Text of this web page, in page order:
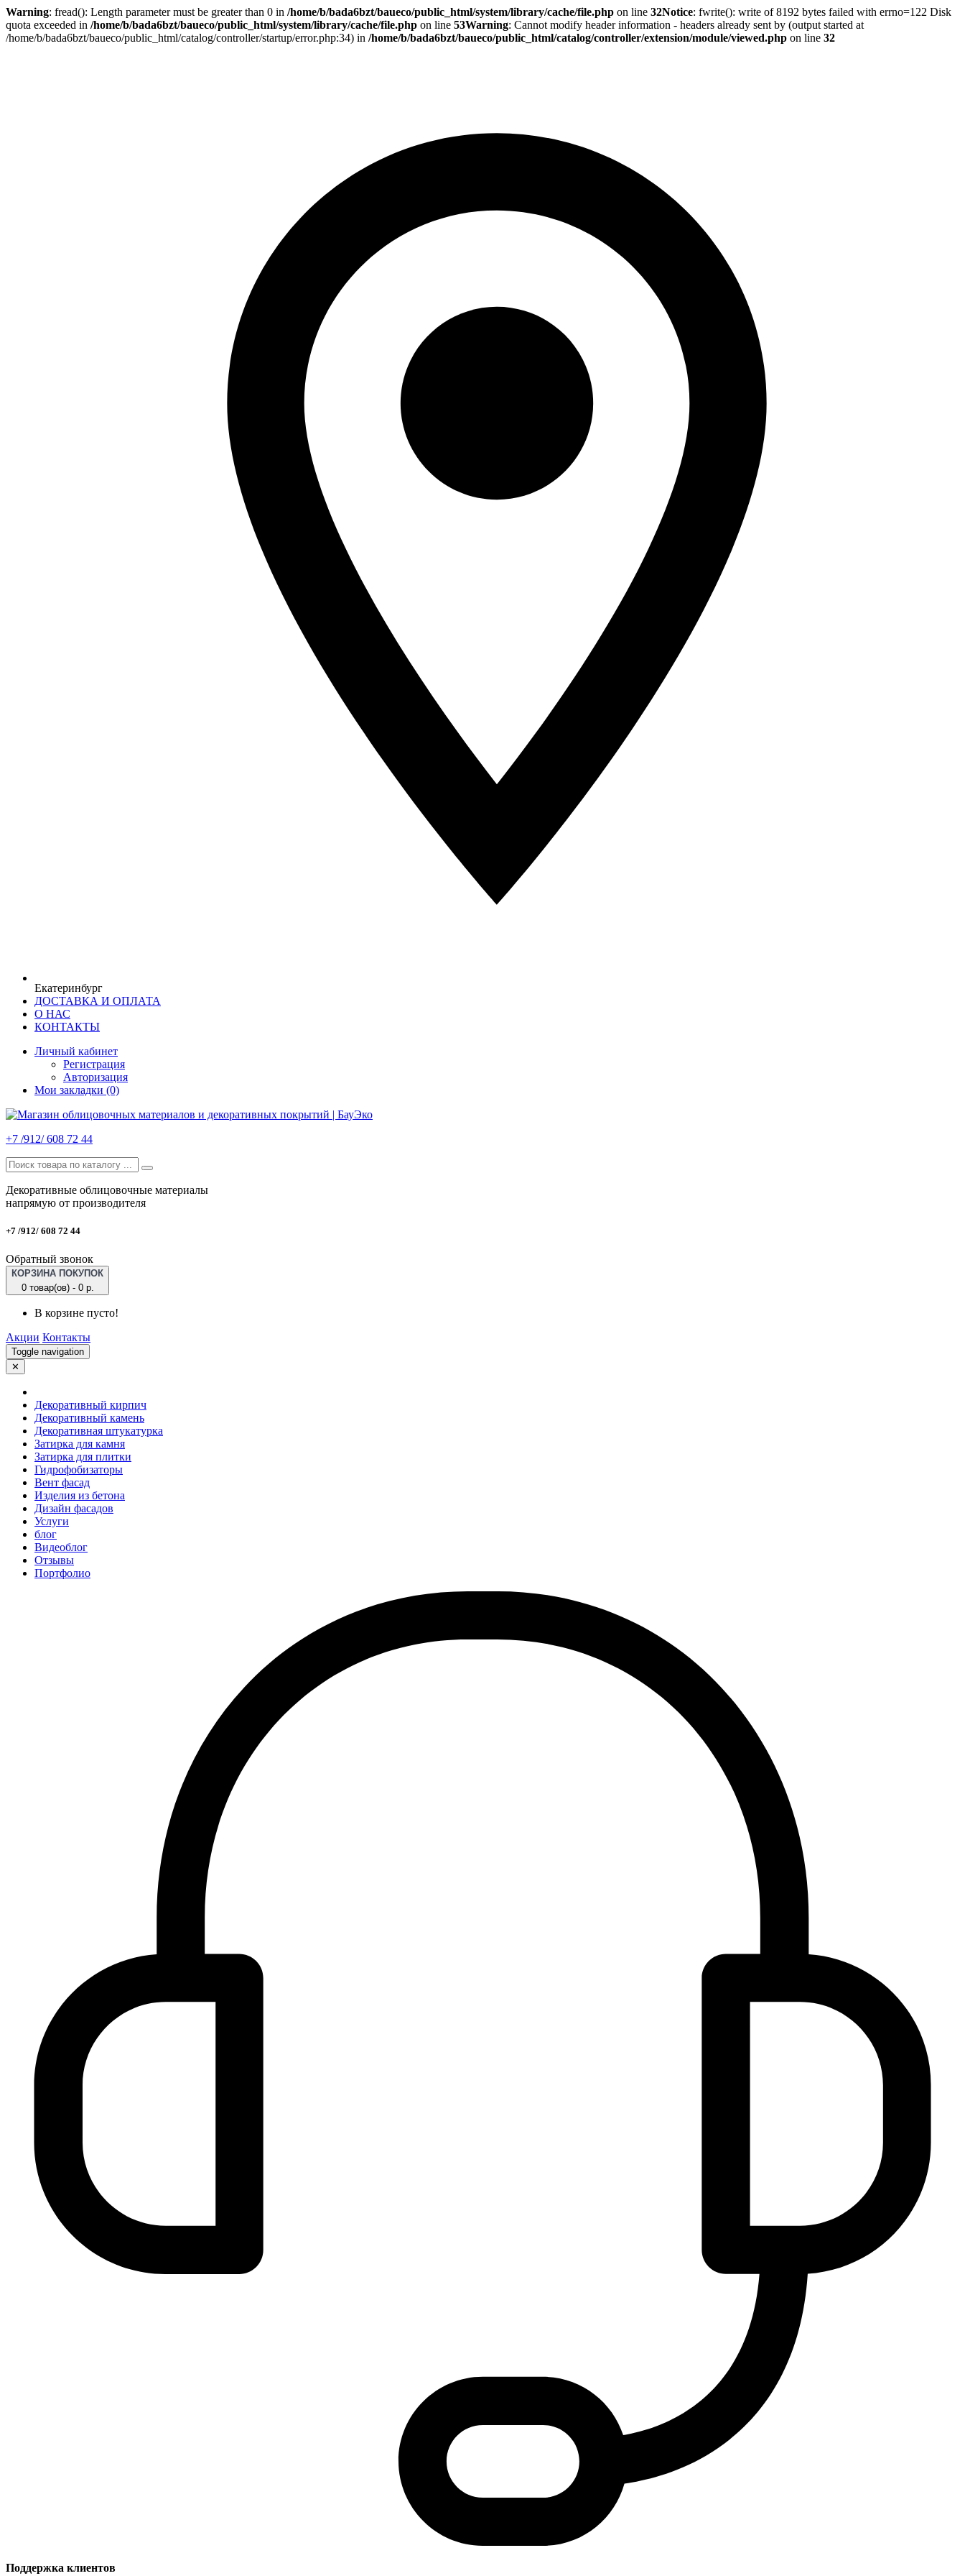
Warning: fread(): Length parameter must be greater than 0 in /home/b/bada6bzt/baueco/public_html/system/library/cache/file.php on line 32Notice: fwrite(): write of 8192 bytes failed with errno=122 Disk
quota exceeded in /home/b/bada6bzt/baueco/public_html/system/library/cache/file.php on line 53Warning: Cannot modify header information - headers already sent by (output started at
/home/b/bada6bzt/baueco/public_html/catalog/controller/startup/error.php:34) in /home/b/bada6bzt/baueco/public_html/catalog/controller/extension/module/viewed.php on line 32
Екатеринбург
ДОСТАВКА И ОПЛАТА
О НАС
КОНТАКТЫ
Личный кабинет
Регистрация
Авторизация
Мои закладки (0)
+7 /912/ 608 72 44
Декоративные облицовочные материалы
напрямую от производителя
+7 /912/ 608 72 44
Обратный звонок
КОРЗИНА ПОКУПОК
0 товар(ов) - 0 р.
В корзине пусто!
Акции Контакты
Toggle navigation
✕
Декоративный кирпич
Декоративный камень
Декоративная штукатурка
Затирка для камня
Затирка для плитки
Гидрофобизаторы
Вент фасад
Изделия из бетона
Дизайн фасадов
Услуги
блог
Видеоблог
Отзывы
Портфолио
Поддержка клиентов